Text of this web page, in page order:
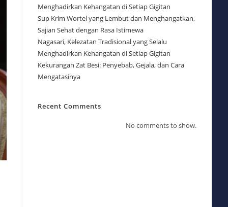
Menghadirkan Kehangatan di Setiap Gigitan
Sup Krim Wortel yang Lembut dan Menghangatkan,
Sajian Sehat dengan Rasa Istimewa
Nagasari, Kelezatan Tradisional yang Selalu
Menghadirkan Kehangatan di Setiap Gigitan
Kekurangan Zat Besi: Penyebab, Gejala, dan Cara
Mengatasinya
Recent Comments
No comments to show.